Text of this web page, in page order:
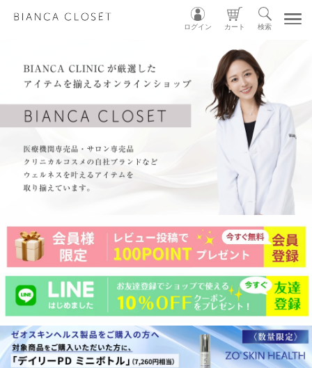
ログイン カート 検索
MY ACCOUNT
CART
LOGIN
カテゴリ別
グループ別
INSTAGRAM
BIANCA CLINIC
CONTACT